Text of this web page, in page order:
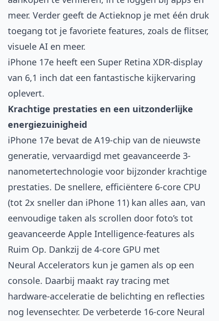
meer. Verder geeft de Actieknop je met één druk
toegang tot je favoriete features, zoals de flitser,
visuele AI en meer.
iPhone 17e heeft een Super Retina XDR-display
van 6,1 inch dat een fantastische kijkervaring
oplevert.
Krachtige prestaties en een uitzonderlijke
energiezuinigheid
iPhone 17e bevat de A19-chip van de nieuwste
generatie, vervaardigd met geavanceerde 3-
nanometertechnologie voor bijzonder krachtige
prestaties. De snellere, efficiëntere 6-core CPU
(tot 2x sneller dan iPhone 11) kan alles aan, van
eenvoudige taken als scrollen door foto’s tot
geavanceerde Apple Intelligence-features als
Ruim Op. Dankzij de 4‑core GPU met
Neural Accelerators kun je gamen als op een
console. Daarbij maakt ray tracing met
hardware-acceleratie de belichting en reflecties
nog levensechter. De verbeterde 16-core Neural